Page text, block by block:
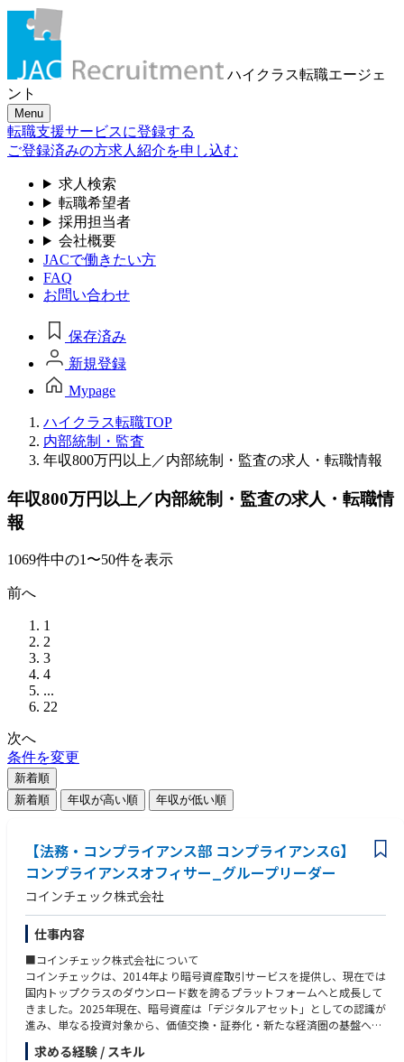
ハイクラス転職エージェ
ント
Menu
転職支援サービスに登録する
ご登録済みの方求人紹介を申し込む
求人検索
転職希望者
採用担当者
会社概要
JACで働きたい方
FAQ
お問い合わせ
保存済み
新規登録
Mypage
ハイクラス転職TOP
内部統制・監査
年収800万円以上／内部統制・監査の求人・転職情報
年収800万円以上／内部統制・監査の求人・転職情
報
1069件中の1〜50件を表示
前へ
1
2
3
4
...
22
次へ
条件を変更
新着順
新着順
年収が高い順 年収が低い順
【法務・コンプライアンス部 コンプライアンスG】
コンプライアンスオフィサー_グループリーダー
コインチェック株式会社
仕事内容
■コインチェック株式会社について
コインチェックは、2014年より暗号資産取引サービスを提供し、現在では
国内トップクラスのダウンロード数を誇るプラットフォームへと成長して
きました。2025年現在、暗号資産は「デジタルアセット」としての認識が
進み、単なる投資対象から、価値交換・証券化・新たな経済圏の基盤へと
変容しつつあります。
求める経験 / スキル